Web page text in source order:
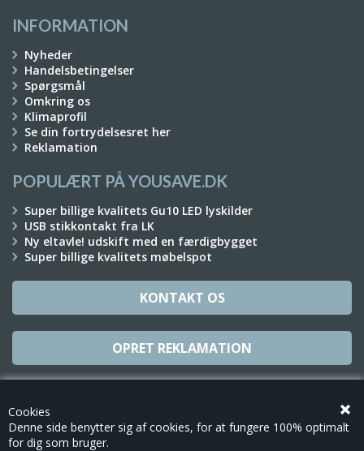
Cookies
Denne side benytter sig af cookies, for at fungere 100% optimalt
for dig som bruger.
INFORMATION
Nyheder
Handelsbetingelser
Spørgsmål
Omkring os
Klimaprofil
Se din fortrydelsesret her
Reklamation
POPULÆRT PÅ YOUSAVE.DK
Super billige kvalitets Gu10 LED lyskilder
USB stikkontakt fra LK
Ny eltavle! udskift med en færdigbygget
Super billige kvalitets møbelspot
KONTAKT OS
OPRET REKLAMATION